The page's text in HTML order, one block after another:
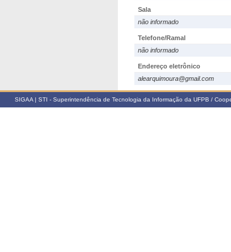
Sala
não informado
Telefone/Ramal
não informado
Endereço eletrônico
alearquimoura@gmail.com
SIGAA | STI - Superintendência de Tecnologia da Informação da UFPB /